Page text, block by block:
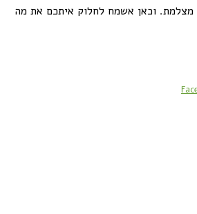
וכאן אשמח לחלוק איתכם את מה